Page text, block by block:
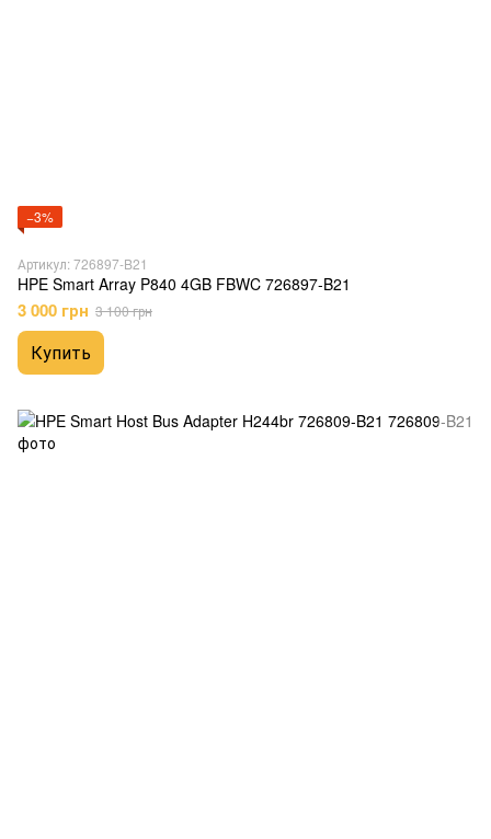
−3%
Артикул: 726897-B21
HPE Smart Array P840 4GB FBWC 726897-B21
3 000 грн 3 100 грн
Купить